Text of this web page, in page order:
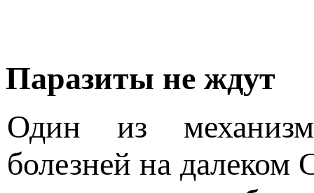
Паразиты не ждут
Один из
болезней на далеком